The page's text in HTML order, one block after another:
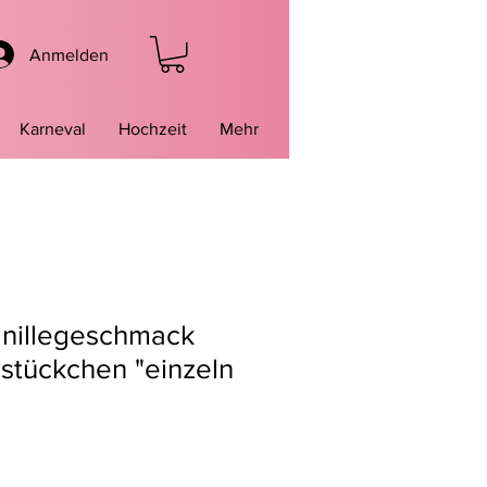
Anmelden
Karneval Hochzeit Mehr
"einzeln